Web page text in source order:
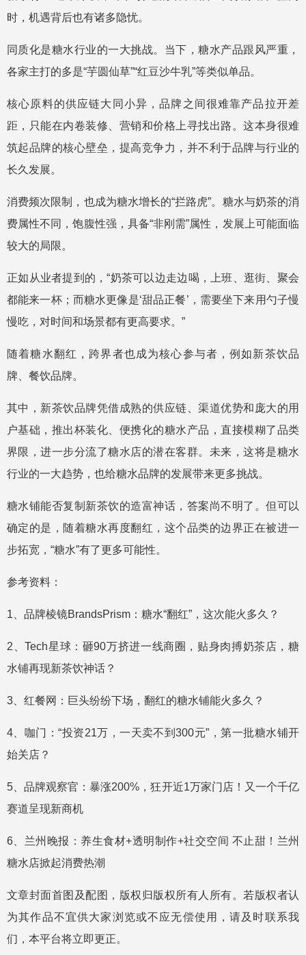
时，机遇背后也有诸多隐忧。
同质化是糖水行业的一大挑战。当下，糖水产品跟风严重，
各家主打的多是“芋圆仙草”“红豆沙牛乳”等类似单品。
核心原料的供应链大同小异，品牌之间很难靠产品拉开差
距，只能在内卷装修、营销和价格上寻找出路。这本身很难
筑起品牌的核心壁垒，提高竞争力，并不利于品牌与行业的
长久发展。
消费频次限制，也成为糖水增长的“拦路虎”。糖水与奶茶的消
费属性不同，饱腹性强，具备“非刚需”属性，发展上可能面临
较大的局限。
正如从业者提到的，“奶茶可以边走边喝，上班、逛街、聚会
都能来一杯；而糖水更像是‘甜品正餐’，需要坐下来用勺子慢
慢吃，对时间和场景都有更高要求。”
随着糖水翻红，跨界者也成为核心参与者，例如新茶饮品
牌、餐饮品牌。
其中，新茶饮品牌凭借成熟的供应链、渠道优势和庞大的用
户基础，推出杯装化、便携化的糖水产品，直接模糊了品类
界限，进一步分流了糖水店的潜在客群。未来，这将是糖水
行业的一大趋势，也给糖水品牌的发展带来更多挑战。
糖水铺能否复制新茶饮的造富神话，答案尚不明了。但可以
确定的是，随着糖水再度翻红，这个品类的边界正在被进一
步拓宽，“糖水”有了更多可能性。
参考资料：
1、品牌棱镜BrandsPrism：糖水“翻红”，这次能火多久？
2、Tech星球：砸90万挤进一线商圈，贴身肉搏奶茶店，糖
水铺再现新茶饮神话？
3、红餐网：巨头纷纷下场，翻红的糖水铺能火多久？
4、咖门：“投资21万，一天卖不到300元”，第一批糖水铺开
始关店？
5、品牌观察官：暴涨200%，狂开近1万家门店！又一个千亿
赛道呈现新商机
6、兰州晚报：养生食材+透明制作+社交空间 不止甜！兰州
糖水店掀起消费热潮
文章封面首图及配图，版权归版权所有人所有。若版权者认
为其作品不宜供大家浏览或不应无偿使用，请及时联系我
们，本平台将立即更正。